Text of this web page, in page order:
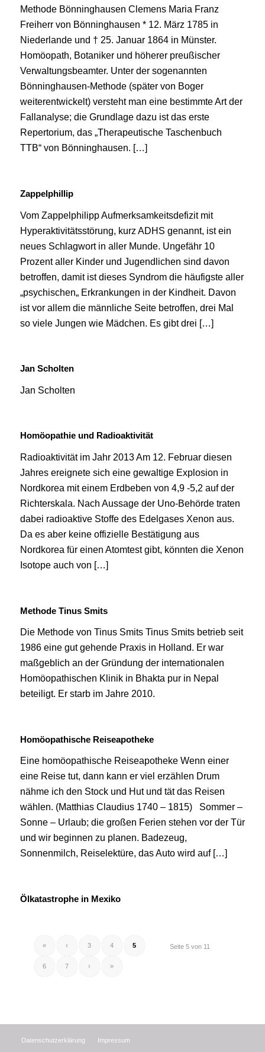
Methode Bönninghausen Clemens Maria Franz
Freiherr von Bönninghausen * 12. März 1785 in
Niederlande und † 25. Januar 1864 in Münster.
Homöopath, Botaniker und höherer preußischer
Verwaltungsbeamter. Unter der sogenannten
Bönninghausen-Methode (später von Boger
weiterentwickelt) versteht man eine bestimmte Art der
Fallanalyse; die Grundlage dazu ist das erste
Repertorium, das „Therapeutische Taschenbuch
TTB“ von Bönninghausen. […]
Zappelphillip
Vom Zappelphilipp Aufmerksamkeitsdefizit mit
Hyperaktivitätsstörung, kurz ADHS genannt, ist ein
neues Schlagwort in aller Munde. Ungefähr 10
Prozent aller Kinder und Jugendlichen sind davon
betroffen, damit ist dieses Syndrom die häufigste aller
„psychischen„ Erkrankungen in der Kindheit. Davon
ist vor allem die männliche Seite betroffen, drei Mal
so viele Jungen wie Mädchen. Es gibt drei […]
Jan Scholten
Jan Scholten
Homöopathie und Radioaktivität
Radioaktivität im Jahr 2013 Am 12. Februar diesen
Jahres ereignete sich eine gewaltige Explosion in
Nordkorea mit einem Erdbeben von 4,9 -5,2 auf der
Richterskala. Nach Aussage der Uno-Behörde traten
dabei radioaktive Stoffe des Edelgases Xenon aus.
Da es aber keine offizielle Bestätigung aus
Nordkorea für einen Atomtest gibt, könnten die Xenon
Isotope auch von […]
Methode Tinus Smits
Die Methode von Tinus Smits Tinus Smits betrieb seit
1986 eine gut gehende Praxis in Holland. Er war
maßgeblich an der Gründung der internationalen
Homöopathischen Klinik in Bhakta pur in Nepal
beteiligt. Er starb im Jahre 2010.
Homöopathische Reiseapotheke
Eine homöopathische Reiseapotheke Wenn einer
eine Reise tut, dann kann er viel erzählen Drum
nähme ich den Stock und Hut und tät das Reisen
wählen. (Matthias Claudius 1740 – 1815) Sommer –
Sonne – Urlaub; die großen Ferien stehen vor der Tür
und wir beginnen zu planen. Badezeug,
Sonnenmilch, Reiselektüre, das Auto wird auf […]
Ölkatastrophe in Mexiko
Seite 5 von 11
« ‹ 3 4 5
6 7 › »
Datenschutzerklärung Impressum